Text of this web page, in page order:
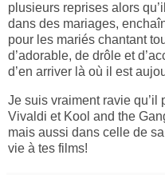
plusieurs reprises alors
dans des mariages,
pour les mariés chantant
d’adorable, de drôle et
d’en arriver là où il est
Je suis vraiment ravie qu’il
Vivaldi et Kool and the
mais aussi dans celle de
vie à tes films!